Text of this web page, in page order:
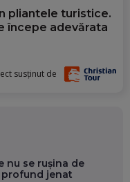
pliantele turistice.
începe adevărata
susținut de
nu se rușina de
jenat